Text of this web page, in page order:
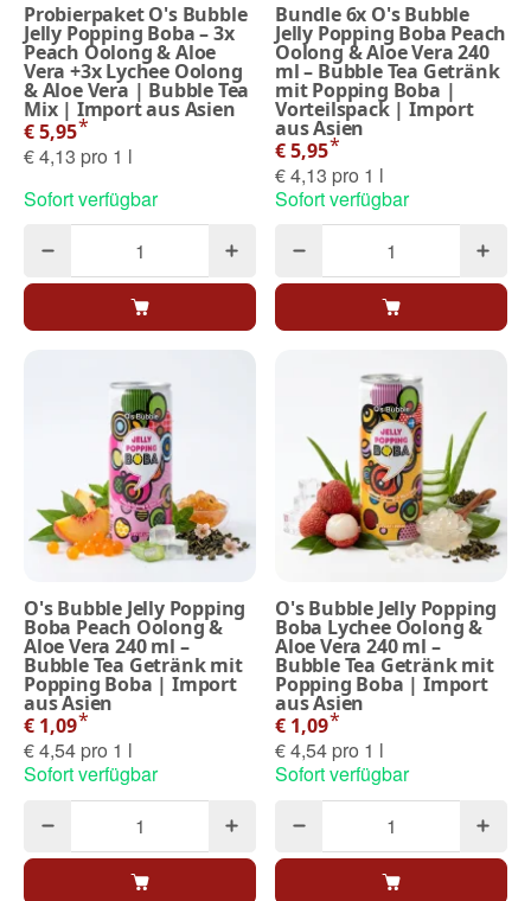
Probierpaket O's Bubble
Jelly Popping Boba – 3x
Peach Oolong & Aloe
Vera +3x Lychee Oolong
& Aloe Vera | Bubble Tea
Mix | Import aus Asien
€ 5,95*
€ 4,13 pro 1 l
Sofort verfügbar
Bundle 6x O's Bubble
Jelly Popping Boba Peach
Oolong & Aloe Vera 240
ml – Bubble Tea Getränk
mit Popping Boba |
Vorteilspack | Import
aus Asien
€ 5,95*
€ 4,13 pro 1 l
Sofort verfügbar
O's Bubble Jelly Popping
Boba Peach Oolong &
Aloe Vera 240 ml –
Bubble Tea Getränk mit
Popping Boba | Import
aus Asien
€ 1,09*
€ 4,54 pro 1 l
Sofort verfügbar
O's Bubble Jelly Popping
Boba Lychee Oolong &
Aloe Vera 240 ml –
Bubble Tea Getränk mit
Popping Boba | Import
aus Asien
€ 1,09*
€ 4,54 pro 1 l
Sofort verfügbar